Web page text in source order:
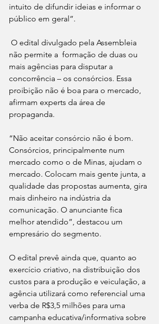
intuito de difundir ideias e informar o
público em geral”.
não permite a  formação de duas ou
mais agências para disputar a
concorrência – os consórcios. Essa
proibição não é boa para o mercado,
afirmam experts da área de
propaganda.
“Não aceitar consórcio não é bom.
Consórcios, principalmente num
mercado como o de Minas, ajudam o
mercado. Colocam mais gente junta, a
qualidade das propostas aumenta, gira
mais dinheiro na indústria da
comunicação. O anunciante fica
melhor atendido”, destacou um
empresário do segmento.
O edital prevê ainda que, quanto ao
exercício criativo, na distribuição dos
custos para a produção e veiculação, a
agência utilizará como referencial uma
verba de R$3,5 milhões para uma
campanha educativa/informativa sobre